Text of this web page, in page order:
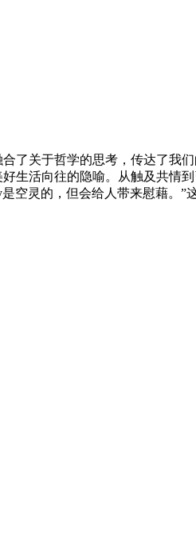
关于哲学的思考，传达了我
生活向往的隐喻。从触及共情
空灵的，但会给人带来慰藉。”